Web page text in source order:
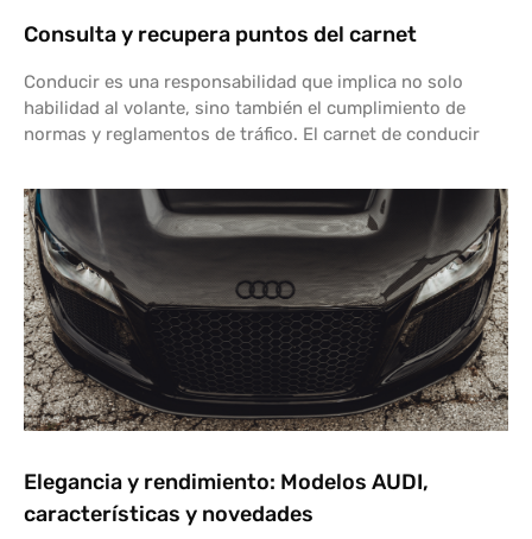
Consulta y recupera puntos del carnet
Conducir es una responsabilidad que implica no solo
habilidad al volante, sino también el cumplimiento de
normas y reglamentos de tráfico. El carnet de conducir
Elegancia y rendimiento: Modelos AUDI,
características y novedades